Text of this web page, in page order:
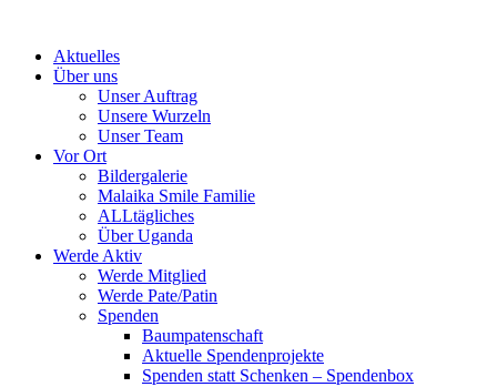
contentAktuelles
Über uns
Unser Auftrag
Unsere Wurzeln
Unser Team
Vor Ort
Bildergalerie
Malaika Smile Familie
ALLtägliches
Über Uganda
Werde Aktiv
Werde Mitglied
Werde Pate/Patin
Spenden
Baumpatenschaft
Aktuelle Spendenprojekte
Spenden statt Schenken – Spendenbox